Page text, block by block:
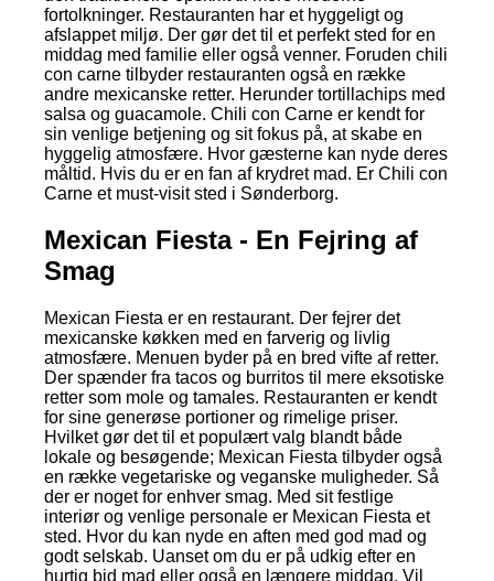
fortolkninger. Restauranten har et hyggeligt og
afslappet miljø. Der gør det til et perfekt sted for en
middag med familie eller også venner. Foruden chili
con carne tilbyder restauranten også en række
andre mexicanske retter. Herunder tortillachips med
salsa og guacamole. Chili con Carne er kendt for
sin venlige betjening og sit fokus på, at skabe en
hyggelig atmosfære. Hvor gæsterne kan nyde deres
måltid. Hvis du er en fan af krydret mad. Er Chili con
Carne et must-visit sted i Sønderborg.
Mexican Fiesta - En Fejring af
Smag
Mexican Fiesta er en restaurant. Der fejrer det
mexicanske køkken med en farverig og livlig
atmosfære. Menuen byder på en bred vifte af retter.
Der spænder fra tacos og burritos til mere eksotiske
retter som mole og tamales. Restauranten er kendt
for sine generøse portioner og rimelige priser.
Hvilket gør det til et populært valg blandt både
lokale og besøgende; Mexican Fiesta tilbyder også
en række vegetariske og veganske muligheder. Så
der er noget for enhver smag. Med sit festlige
interiør og venlige personale er Mexican Fiesta et
sted. Hvor du kan nyde en aften med god mad og
godt selskab. Uanset om du er på udkig efter en
hurtig bid mad eller også en længere middag. Vil